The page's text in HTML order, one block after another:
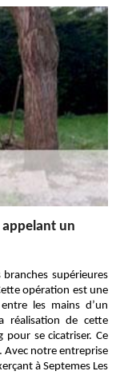
appelant un
supérieures
opération est une
les mains d’un
réalisation de cette
se cicatriser. Ce
Avec notre entreprise
à Septemes Les